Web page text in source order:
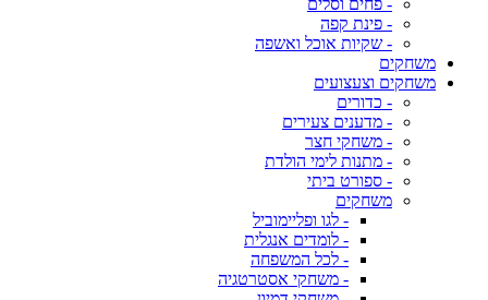
- פחים וסלים
- פינת קפה
- שקיות אוכל ואשפה
משחקים
משחקים וצעצועים
- כדורים
- מדענים צעירים
- משחקי חצר
- מתנות לימי הולדת
- ספורט ביתי
משחקים
- לגו ופליימוביל
- לומדים אנגלית
- לכל המשפחה
- משחקי אסטרטגיה